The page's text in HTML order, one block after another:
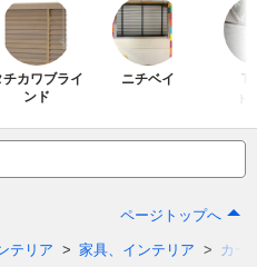
チカワブライ
ンド
ニチベイ
ページトップへ
テリア 家具、インテリア カー